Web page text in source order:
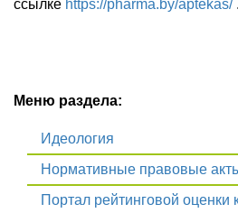
ссылке https://pharma.by/aptekas/.
Меню раздела:
Идеология
Нормативные правовые
Портал рейтинговой оценки